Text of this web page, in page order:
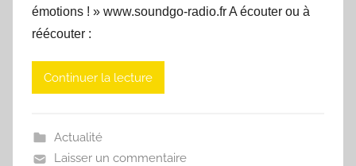
émotions ! » www.soundgo-radio.fr A écouter ou à
réécouter :
Continuer la lecture
Actualité
Laisser un commentaire